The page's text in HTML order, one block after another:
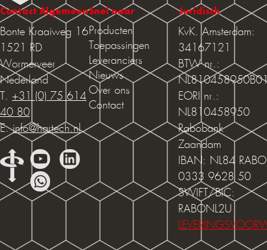
Contact Algemeen
Bonte Kraaiweg 16
1521 RD
Wormerveer
Nederland
T. +31 (0) 75 614
40 80
E.info@hartech.nl
Snel naar
Producten
Toepassingen
Leveranciers
Nieuws
Over ons
Contact
Juridisch
KvK. Amsterdam:
34167121
BTW nr.:
EORI nr.:
NL810458950
Rabobank
Zaandam
IBAN: NL84 RABO
0333 9628 50
SWIFT/BIC:
RABONL2U